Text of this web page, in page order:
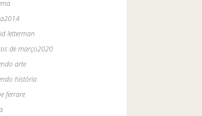
letterman
de março2020
arte
história
ferrare